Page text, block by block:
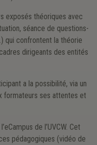
exposés théoriques avec
séance de questions-
qui confrontent la théorie
dirigeants des entités
a la possibilité, via un
formateurs ses attentes et
de l’UVCW. Cet
pédagogiques (vidéo de